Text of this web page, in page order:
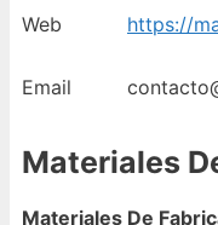
Web
Email
Materiales
Materiales De